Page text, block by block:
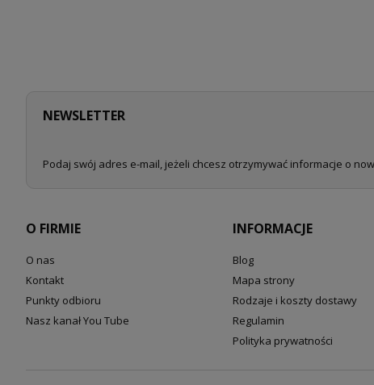
NEWSLETTER
Podaj swój adres e-mail, jeżeli chcesz otrzymywać informacje o
O FIRMIE
O nas
Kontakt
Punkty odbioru
Nasz kanał You Tube
INFORMACJE
Blog
Mapa strony
Rodzaje i koszty dostawy
Regulamin
Polityka prywatności